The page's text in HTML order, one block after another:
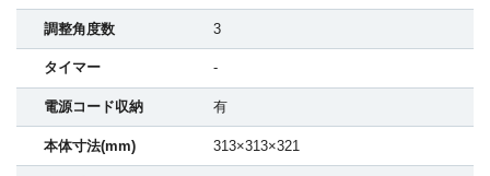
調整角度数 3
タイマー -
電源コード収納 有
本体寸法(mm) 313×313×321